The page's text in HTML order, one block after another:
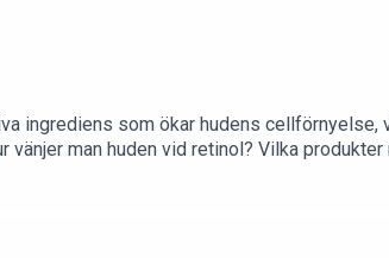
ingrediens som ökar hudens cellförnyelse,
man huden vid retinol? Vilka
effekt? Vilka ingredienser går att